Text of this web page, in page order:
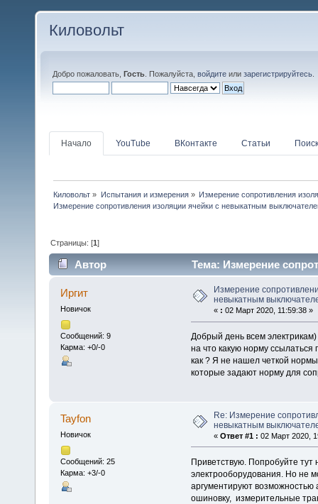
Киловольт
Добро пожаловать, Гость . Пожалуйста, войдите или зарегистрируйтесь
Начало YouTube ВКонтакте Статьи Поиск
Киловольт » Испытания и измерения» Измерение сопротивления
Измерение сопротивления изоляции ячейки с невыкатным
Страницы: [1]
Автор
Тема: Измерение
(КРУН, ГРУ) (Прочитано 36173 раз)
Иргит
Новичок
Сообщений: 9
Карма: +0/-0
Измерение
невыкатным
« : 02 Март 2020, 11:59:38 »
Добрый день всем
на что какую норму
как ? Я не нашел четкой
которые задают норму для
Tayfon
Новичок
Сообщений: 25
Карма: +3/-0
Re: Измерение
невыкатным
« Ответ #1 : 02 Март 2020,
Приветствую. Попробуйте
электрооборудования. Но не
аргументируют
ошиновку, измерительные